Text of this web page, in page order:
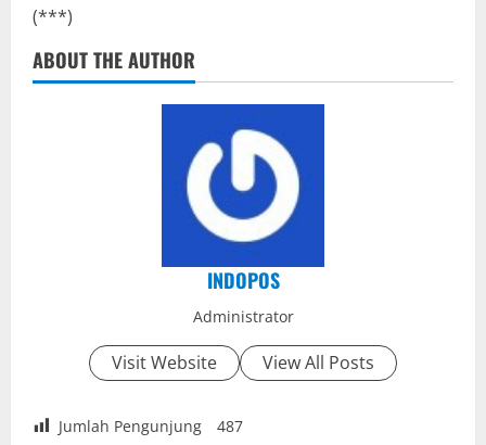
(***)
ABOUT THE AUTHOR
INDOPOS
Administrator
Visit Website View All Posts
Jumlah Pengunjung 487